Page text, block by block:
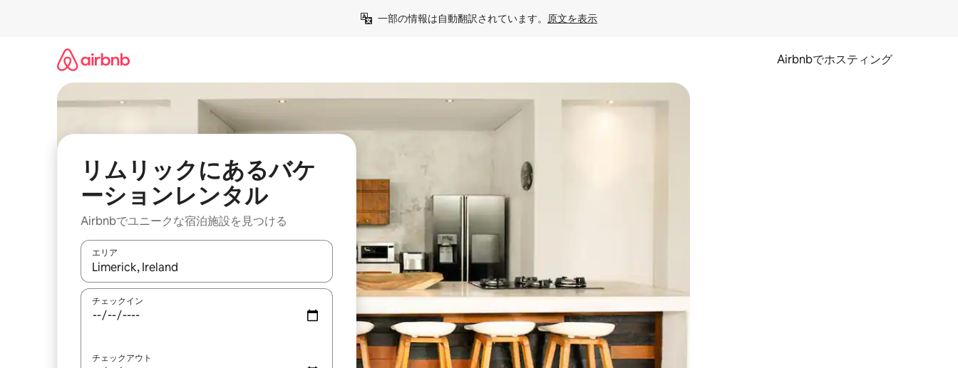
一部の情報は自動翻訳されています。 原文を表示
Airbnbでホスティング
リムリックにあるバケ
ーションレンタル
Airbnbでユニークな宿泊施設を見つける
エリア
検索結果が表示されたら、上下の矢印キーを使って移動するか、画面をタッチまたはスワイプして検索結果を確認することができます。
チェックイン
チェックアウト